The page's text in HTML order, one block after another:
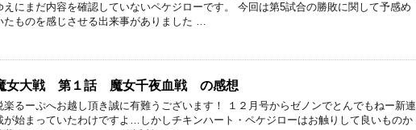
えにまだ内容を確認していないペケジローです。 今回は第5試合の勝敗に関して予感め
たものを感じさせる出来事がありました …
女大戦 第１話 魔女千夜血戦 の感想
楽るーぷへお越し頂き誠に有難うございます！ １２月号からゼノンでとんでもねー新連
が始まっていたわけですよ…しかしチキンハート・ペケジローはお触りして良いものか